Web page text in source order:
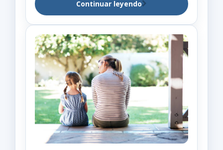
Continuar leyendo